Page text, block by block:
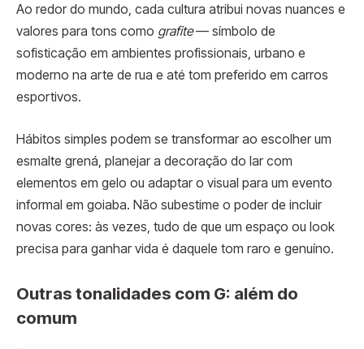
Ao redor do mundo, cada cultura atribui novas nuances e
valores para tons como grafite— símbolo de
sofisticação em ambientes profissionais, urbano e
moderno na arte de rua e até tom preferido em carros
esportivos.
Hábitos simples podem se transformar ao escolher um
esmalte grená, planejar a decoração do lar com
elementos em gelo ou adaptar o visual para um evento
informal em goiaba. Não subestime o poder de incluir
novas cores: às vezes, tudo de que um espaço ou look
precisa para ganhar vida é daquele tom raro e genuíno.
Outras tonalidades com G: além do
comum